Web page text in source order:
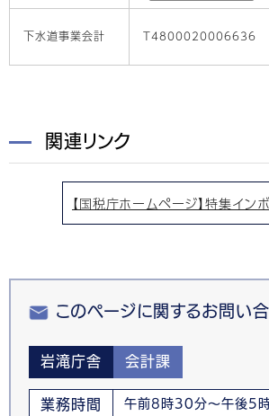
下水道事業会計 T4800020006636
関連リンク
【国税庁ホームページ】特集イン
このページに関するお問い
岩滝庁舎 会計課
業務時間 午前8時30分～午後5